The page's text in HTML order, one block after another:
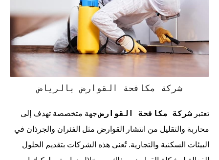
شركة مكافحة القوارض بالرياض
تعتبر شركة مكافحة القوارضجهة متخصصة تهدف إلى
محاربة والتقليل من انتشار القوارض مثل الفئران والجرذان في
البيئات السكنية والتجارية. تُعنى هذه الشركات بتقديم الحلول